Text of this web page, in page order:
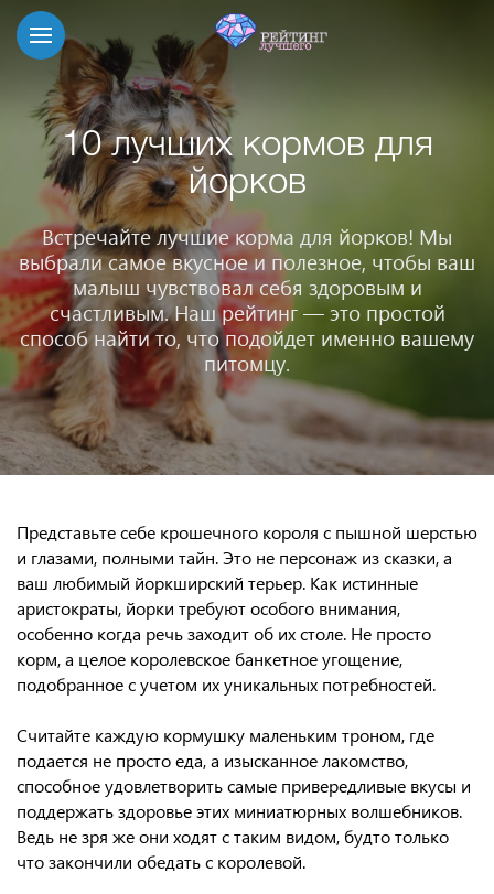
10 лучших кормов для
йорков
Встречайте лучшие корма для йорков! Мы
выбрали самое вкусное и полезное, чтобы ваш
малыш чувствовал себя здоровым и
счастливым. Наш рейтинг — это простой
способ найти то, что подойдет именно вашему
питомцу.
Представьте себе крошечного короля с пышной шерстью
и глазами, полными тайн. Это не персонаж из сказки, а
ваш любимый йоркширский терьер. Как истинные
аристократы, йорки требуют особого внимания,
особенно когда речь заходит об их столе. Не просто
корм, а целое королевское банкетное угощение,
подобранное с учетом их уникальных потребностей.
Считайте каждую кормушку маленьким троном, где
подается не просто еда, а изысканное лакомство,
способное удовлетворить самые привередливые вкусы и
поддержать здоровье этих миниатюрных волшебников.
Ведь не зря же они ходят с таким видом, будто только
что закончили обедать с королевой.